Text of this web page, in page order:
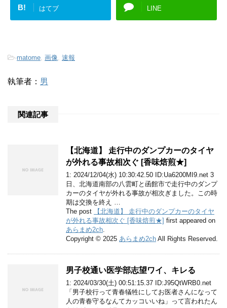
B! はてブ LINE
-matome, 画像, 速報
執筆者： 男
関連記事
【北海道】 走行中のダンプカーのタイヤ
が外れる事故相次ぐ [香味焙煎★]
1: 2024/12/04(水) 10:30:42.50 ID:Ua6200MI9.net 3
日、北海道南部の八雲町と函館市で走行中のダンプ
カーのタイヤが外れる事故が相次ぎました。この時
期は交換を終え …
The post
【北海道】 走行中のダンプカーのタイヤ
が外れる事故相次ぐ [香味焙煎★] first appeared on
あらまめ2ch.
Copyright © 2025 あらまめ2ch All Rights Reserved.
男子校通い医学部志望ワイ、キレる
1: 2024/03/30(土) 00:51:15.37 ID:J95QtWRB0.net
「男子校行って青春犠牲にしてお医者さんになって
人の青春守るなんてカッコいいね」って言われたん